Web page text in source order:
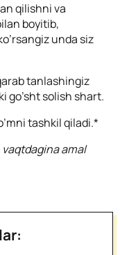
qilishni va
boyitib,
unda siz
tanlashingiz
go’sht solish shart.
tashkil qiladi.*
amal